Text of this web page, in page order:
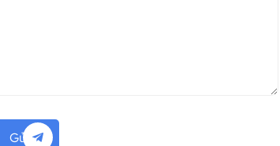
Gửi đi